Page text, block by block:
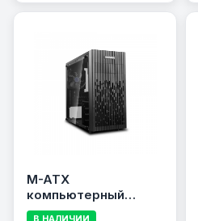
M-ATX
компьютерный
корпус DEEPCOOL
В НАЛИЧИИ